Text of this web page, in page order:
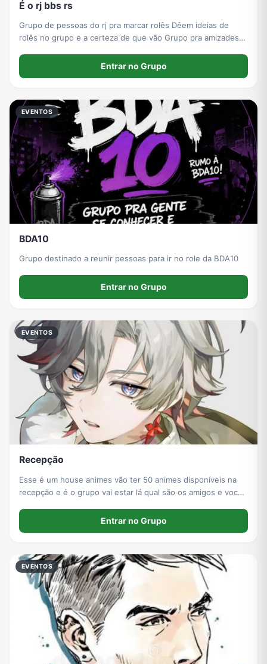
É o rj bbs rs
Grupo de pessoas do rj pra marcar rolês Dêem ideias de
rolês no grupo e a certeza de que vão Grupo pra amizades
Entrar no Grupo
EVENTOS
BDA10
Grupo destinado a reunir pessoas para ir no role da BDA10
Entrar no Grupo
EVENTOS
Recepção
Esse é um house animes vão ter 50 animes disponíveis na
recepção e é o grupo vai estar lá qual são os amigos e você
Entrar no Grupo
EVENTOS